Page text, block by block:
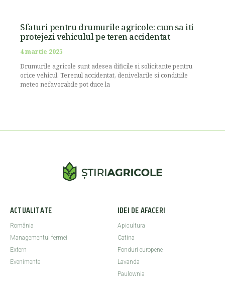
Sfaturi pentru drumurile agricole: cum sa iti
protejezi vehiculul pe teren accidentat
4 martie 2025
Drumurile agricole sunt adesea dificile si solicitante pentru
orice vehicul. Terenul accidentat, denivelarile si conditiile
meteo nefavorabile pot duce la
ACTUALITATE
România
Managementul fermei
Extern
Evenimente
IDEI DE AFACERI
Apicultura
Catina
Fonduri europene
Lavanda
Paulownia